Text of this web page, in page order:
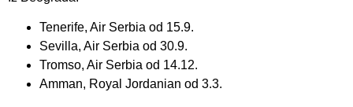
Tenerife, Air Serbia od 15.9.
Sevilla, Air Serbia od 30.9.
Tromso, Air Serbia od 14.12.
Amman, Royal Jordanian od 3.3.